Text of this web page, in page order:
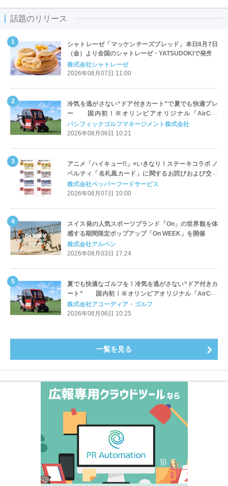
話題のリリース
シャトレーゼ「マッケンチーズブレッド」本日8月7日
（金）より全国のシャトレーゼ・YATSUDOKIで発売
株式会社シャトレーゼ
2026年08月07日 11:00
冷気を逃がさない“ドア付きカート”で夏でも快適プレ
ー 国内初！※オリンピアオリジナル「AirCon
Cart（エアコンカート）」導入 | ＰＧＭ
パシフィックゴルフマネージメント株式会社
2026年08月06日 10:21
アニメ「ハイキュー!!」×いきなり！ステーキコラボ ノ
ベルティ「名札風カード」に関するお詫びおよび交換
対応についてのご案内
株式会社ペッパーフードサービス
2026年08月07日 10:00
スイス発の人気スポーツブランド「On」の世界観を体
感する期間限定ポップアップ「On WEEK」を開催
株式会社アルペン
2026年08月03日 17:24
夏でも快適なゴルフを！冷気を逃がさない“ドア付きカ
ート” 国内初！※オリンピアオリジナル「AirCon
Cart（エアコンカート）」導入 | アコーディア・ゴ
ルフ
株式会社アコーディア・ゴルフ
2026年08月06日 10:25
一覧を見る